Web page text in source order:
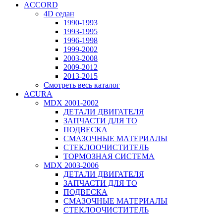
ACCORD
4D седан
1990-1993
1993-1995
1996-1998
1999-2002
2003-2008
2009-2012
2013-2015
Смотреть весь каталог
ACURA
MDX 2001-2002
ДЕТАЛИ ДВИГАТЕЛЯ
ЗАПЧАСТИ ДЛЯ ТО
ПОДВЕСКА
СМАЗОЧНЫЕ МАТЕРИАЛЫ
СТЕКЛООЧИСТИТЕЛЬ
ТОРМОЗНАЯ СИСТЕМА
MDX 2003-2006
ДЕТАЛИ ДВИГАТЕЛЯ
ЗАПЧАСТИ ДЛЯ ТО
ПОДВЕСКА
СМАЗОЧНЫЕ МАТЕРИАЛЫ
СТЕКЛООЧИСТИТЕЛЬ